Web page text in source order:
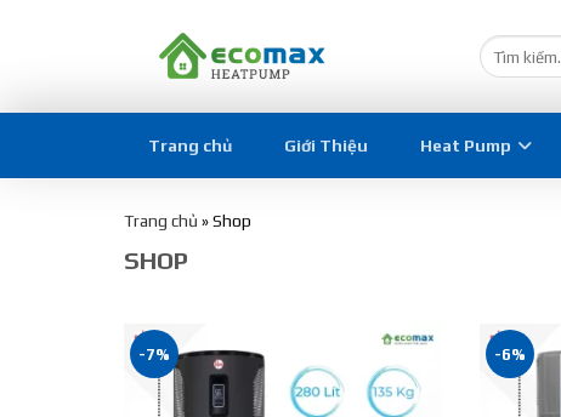
Trang chủ Giới Thiệu Heat Pump
Trang chủ »Shop
SHOP
-7% -6%